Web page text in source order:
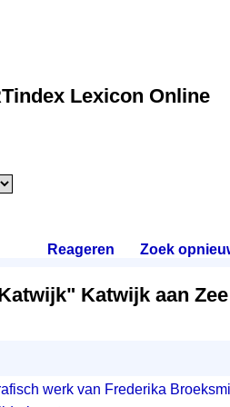
Lexicon Online
Reageren Zoek
Katwijk aan Zee
werk van Frederika